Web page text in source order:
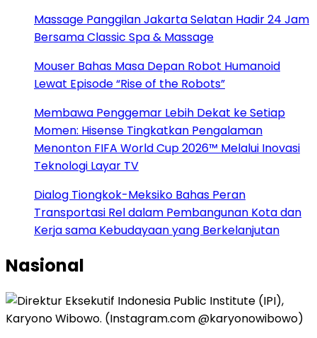
Massage Panggilan Jakarta Selatan Hadir 24 Jam
Bersama Classic Spa & Massage
Mouser Bahas Masa Depan Robot Humanoid
Lewat Episode “Rise of the Robots”
Membawa Penggemar Lebih Dekat ke Setiap
Momen: Hisense Tingkatkan Pengalaman
Menonton FIFA World Cup 2026™ Melalui Inovasi
Teknologi Layar TV
Dialog Tiongkok-Meksiko Bahas Peran
Transportasi Rel dalam Pembangunan Kota dan
Kerja sama Kebudayaan yang Berkelanjutan
Nasional